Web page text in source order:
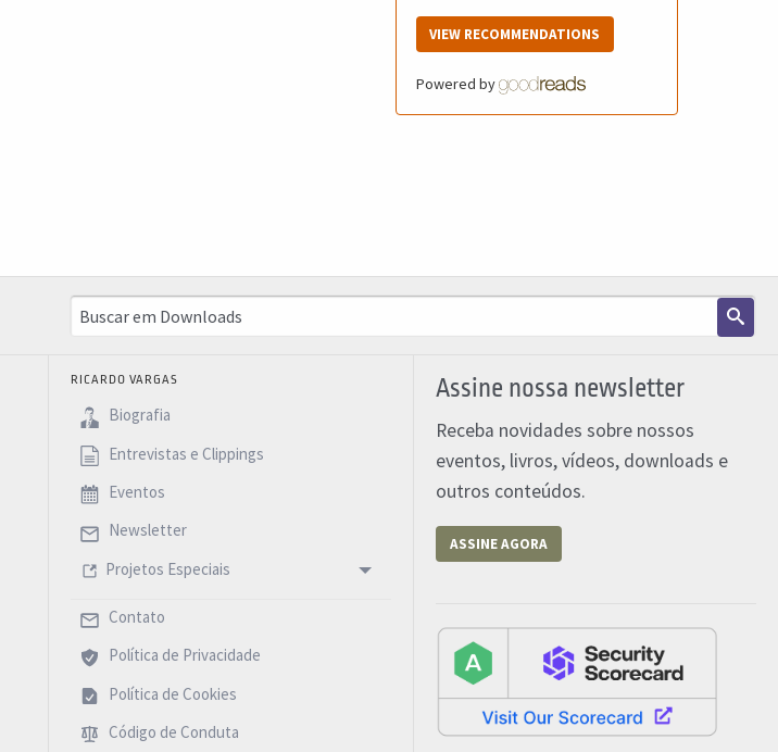
VIEW RECOMMENDATIONS
Powered by
RICARDO VARGAS
Biografia
Entrevistas e Clippings
Eventos
Newsletter
Projetos Especiais
Contato
Política de Privacidade
Política de Cookies
Código de Conduta
Assine nossa newsletter
Receba novidades sobre nossos
eventos, livros, vídeos, downloads e
outros conteúdos.
ASSINE AGORA